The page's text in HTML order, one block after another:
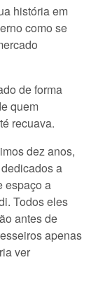
história em
como se
de forma
quem
recuava.
dez anos,
a
espaço a
Todos eles
antes de
apenas
ver